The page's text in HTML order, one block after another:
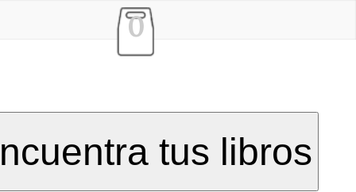
0
tus libros